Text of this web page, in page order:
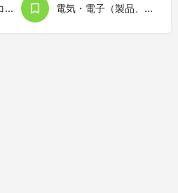
通信、情報処理、コンピュータ 電気・電子（製品、機器）